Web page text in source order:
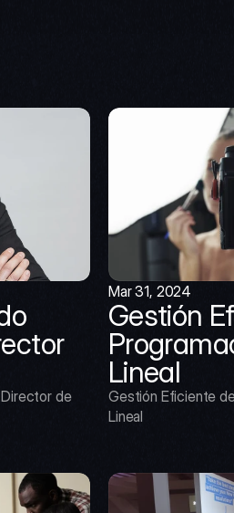
de
Mar 31, 2024
Gestión
Lineal
Gestión Eficiente
Lineal